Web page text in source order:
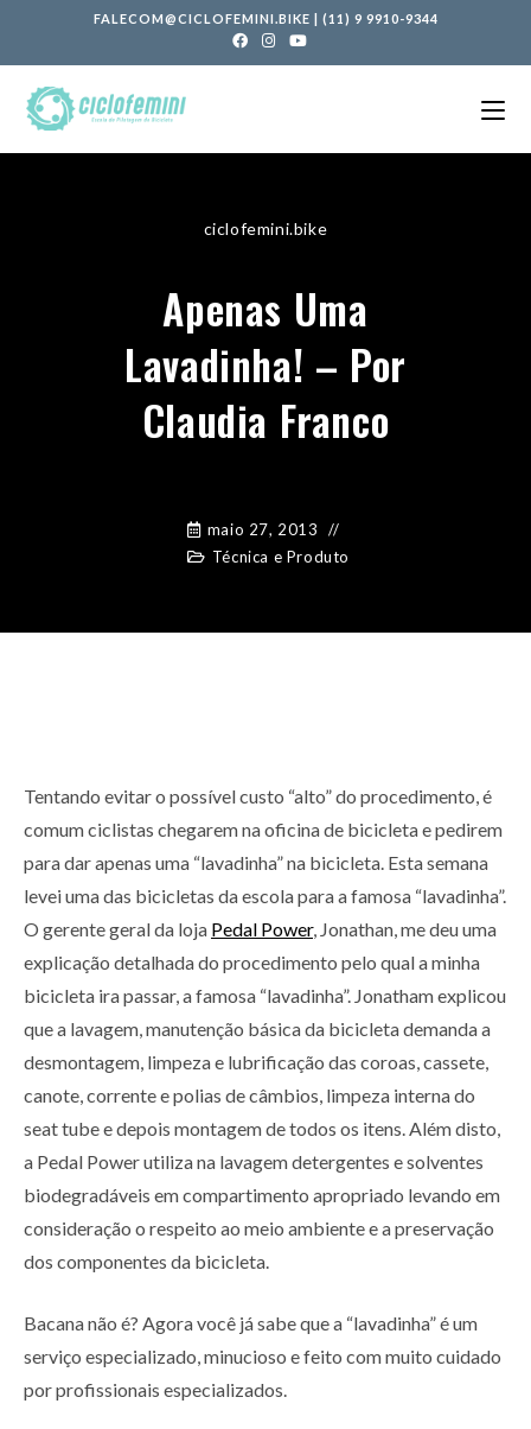
FALECOM@CICLOFEMINI.BIKE | (11) 9 9910-9344
ciclofemini.bike
Apenas Uma
Lavadinha! – Por
Claudia Franco
maio 27, 2013
Técnica e Produto
Tentando evitar o possível custo “alto” do procedimento, é
comum ciclistas chegarem na oficina de bicicleta e pedirem
para dar apenas uma “lavadinha” na bicicleta. Esta semana
levei uma das bicicletas da escola para a famosa “lavadinha”.
O gerente geral da loja Pedal Power, Jonathan, me deu uma
explicação detalhada do procedimento pelo qual a minha
bicicleta ira passar, a famosa “lavadinha”. Jonatham explicou
que a lavagem, manutenção básica da bicicleta demanda a
desmontagem, limpeza e lubrificação das coroas, cassete,
canote, corrente e polias de câmbios, limpeza interna do
seat tube e depois montagem de todos os itens. Além disto,
a Pedal Power utiliza na lavagem detergentes e solventes
biodegradáveis em compartimento apropriado levando em
consideração o respeito ao meio ambiente e a preservação
dos componentes da bicicleta.
Bacana não é? Agora você já sabe que a “lavadinha” é um
serviço especializado, minucioso e feito com muito cuidado
por profissionais especializados.